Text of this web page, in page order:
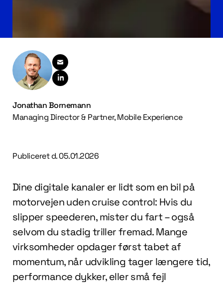
Jonathan Bornemann
Managing Director & Partner, Mobile Experience
Publiceret d. 05.01.2026
Dine digitale kanaler er lidt som en bil på
motorvejen uden cruise control: Hvis du
slipper speederen, mister du fart – også
selvom du stadig triller fremad. Mange
virksomheder opdager først tabet af
momentum, når udvikling tager længere tid,
performance dykker, eller små fejl